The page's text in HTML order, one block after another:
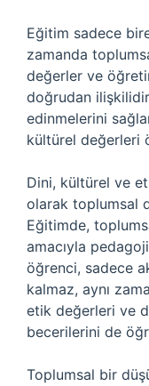
Eğitim sadece
zamanda
değerler ve
doğrudan
edinmelerini
kültürel değerleri
Dini, kültürel ve
olarak toplumsal
Eğitimde,
amacıyla
öğrenci, sadece
kalmaz, aynı
etik değerleri ve
becerilerini de
Toplumsal bir